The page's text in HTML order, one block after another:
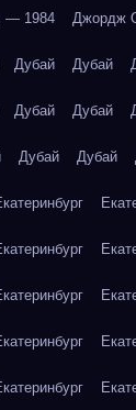
— 1984 Джордж
Дубай Дубай
Дубай Дубай
Дубай Дубай